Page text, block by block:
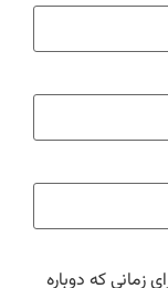
زمانی که دوباره